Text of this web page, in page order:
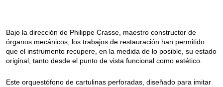
Bajo la dirección de Philippe Crasse, maestro constructor de
órganos mecánicos, los trabajos de restauración han permitido
que el instrumento recupere, en la medida de lo posible, su estado
original, tanto desde el punto de vista funcional como estético.
Este orquestófono de cartulinas perforadas, diseñado para imitar